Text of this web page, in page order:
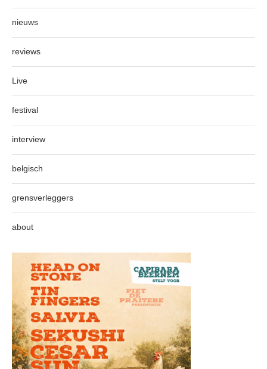
nieuws
reviews
Live
festival
interview
belgisch
grensverleggers
about